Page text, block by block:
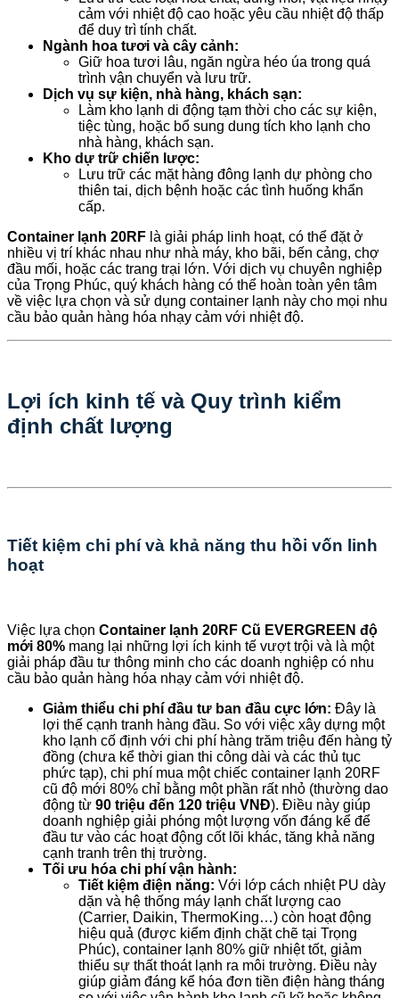
cảm với nhiệt độ cao hoặc yêu cầu nhiệt độ thấp
để duy trì tính chất.
Ngành hoa tươi và cây cảnh:
Giữ hoa tươi lâu, ngăn ngừa héo úa trong quá
trình vận chuyển và lưu trữ.
Dịch vụ sự kiện, nhà hàng, khách sạn:
Làm kho lạnh di động tạm thời cho các sự kiện,
tiệc tùng, hoặc bổ sung dung tích kho lạnh cho
nhà hàng, khách sạn.
Kho dự trữ chiến lược:
Lưu trữ các mặt hàng đông lạnh dự phòng cho
thiên tai, dịch bệnh hoặc các tình huống khẩn
cấp.
Container lạnh 20RF là giải pháp linh hoạt, có thể đặt ở
nhiều vị trí khác nhau như nhà máy, kho bãi, bến cảng, chợ
đầu mối, hoặc các trang trại lớn. Với dịch vụ chuyên nghiệp
của Trọng Phúc, quý khách hàng có thể hoàn toàn yên tâm
về việc lựa chọn và sử dụng container lạnh này cho mọi nhu
cầu bảo quản hàng hóa nhạy cảm với nhiệt độ.
Lợi ích kinh tế và Quy trình kiểm
định chất lượng
Tiết kiệm chi phí và khả năng thu hồi vốn linh
hoạt
Việc lựa chọn Container lạnh 20RF Cũ EVERGREEN độ
mới 80% mang lại những lợi ích kinh tế vượt trội và là một
giải pháp đầu tư thông minh cho các doanh nghiệp có nhu
cầu bảo quản hàng hóa nhạy cảm với nhiệt độ.
Giảm thiểu chi phí đầu tư ban đầu cực lớn: Đây là
lợi thế cạnh tranh hàng đầu. So với việc xây dựng một
kho lạnh cố định với chi phí hàng trăm triệu đến hàng tỷ
đồng (chưa kể thời gian thi công dài và các thủ tục
phức tạp), chi phí mua một chiếc container lạnh 20RF
cũ độ mới 80% chỉ bằng một phần rất nhỏ (thường dao
động từ 90 triệu đến 120 triệu VNĐ). Điều này giúp
doanh nghiệp giải phóng một lượng vốn đáng kể để
đầu tư vào các hoạt động cốt lõi khác, tăng khả năng
cạnh tranh trên thị trường.
Tối ưu hóa chi phí vận hành:
Tiết kiệm điện năng: Với lớp cách nhiệt PU dày
dặn và hệ thống máy lạnh chất lượng cao
(Carrier, Daikin, ThermoKing…) còn hoạt động
hiệu quả (được kiểm định chặt chẽ tại Trọng
Phúc), container lạnh 80% giữ nhiệt tốt, giảm
thiểu sự thất thoát lạnh ra môi trường. Điều này
giúp giảm đáng kể hóa đơn tiền điện hàng tháng